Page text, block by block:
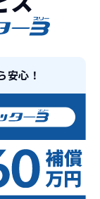
ま継続
べます。
選択が
家族が増
はコミ
にかかる
整備
安心！